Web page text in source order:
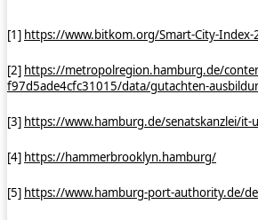
[1] https://www.bitkom.org/Smart-City-Index-
[2] https://metropolregion.hamburg.de/
f97d5ade4cfc31015/data/gutachten-
[3] https://www.hamburg.de/senatskanzlei/it-
[4] https://hammerbrooklyn.hamburg/
[5] https://www.hamburg-port-authority.de/